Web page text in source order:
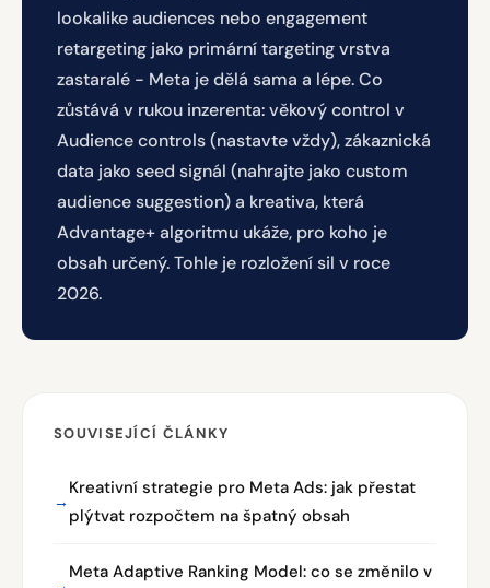
lookalike audiences nebo engagement
retargeting jako primární targeting vrstva
zastaralé - Meta je dělá sama a lépe. Co
zůstává v rukou inzerenta: věkový control v
Audience controls (nastavte vždy), zákaznická
data jako seed signál (nahrajte jako custom
audience suggestion) a kreativa, která
Advantage+ algoritmu ukáže, pro koho je
obsah určený. Tohle je rozložení sil v roce
2026.
SOUVISEJÍCÍ ČLÁNKY
Kreativní strategie pro Meta Ads: jak přestat
plýtvat rozpočtem na špatný obsah
Meta Adaptive Ranking Model: co se změnilo v